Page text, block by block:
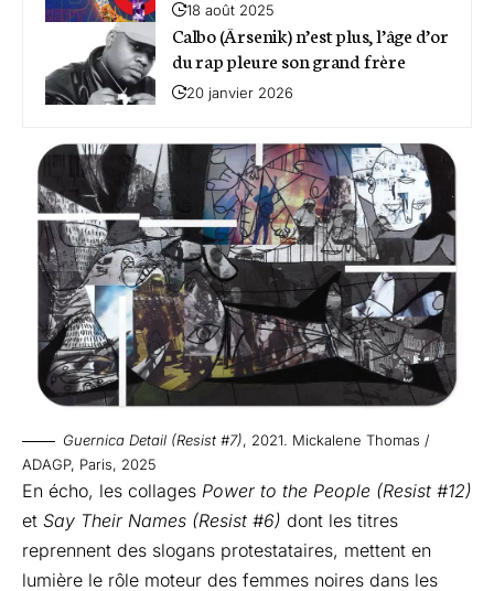
18 août 2025
Calbo (Ärsenik) n’est plus, l’âge d’or
du rap pleure son grand frère
20 janvier 2026
Guernica Detail (Resist #7), 2021. Mickalene Thomas /
ADAGP, Paris, 2025
En écho, les collages Power to the People (Resist #12)
et Say Their Names (Resist #6) dont les titres
reprennent des slogans protestataires, mettent en
lumière le rôle moteur des femmes noires dans les